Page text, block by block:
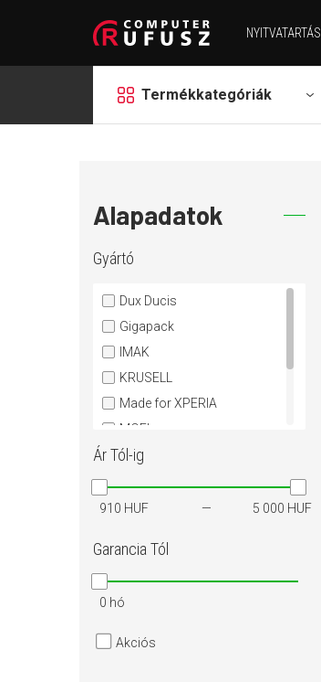
NYITVATARTÁS
grid Termékkategóriák
Alapadatok
Gyártó
Dux Ducis
Gigapack
IMAK
KRUSELL
Made for XPERIA
MOFI
Nillkin
SPIGEN
ÁrTól-ig
910 HUF 5 000 HUF
Garancia Tól
0 hó
Akciós